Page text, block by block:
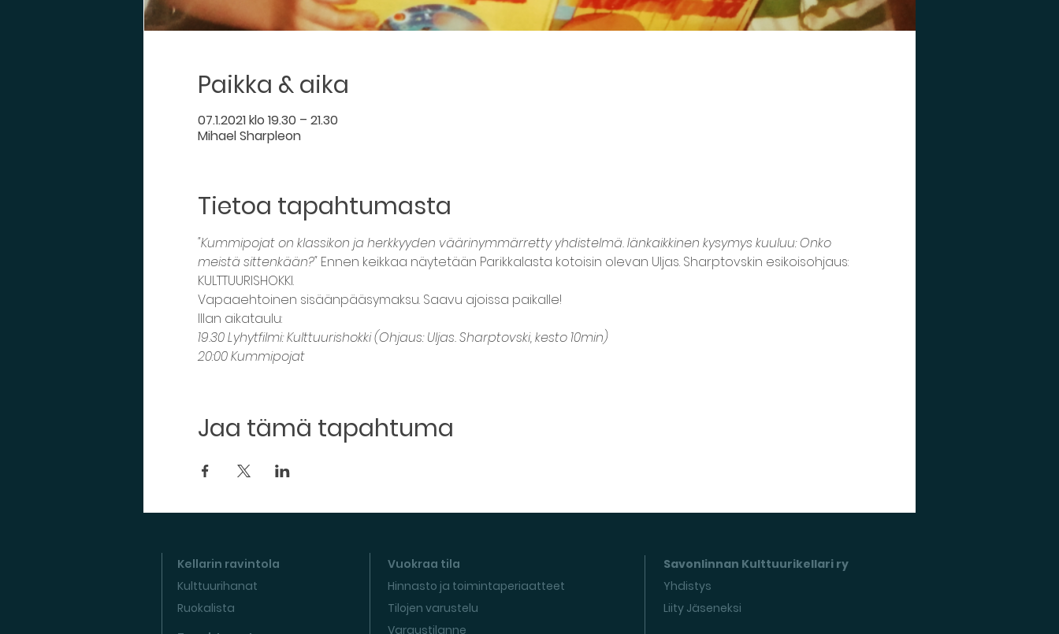
Paikka & aika
07.1.2021 klo 19.30 – 21.30
Mihael Sharpleon
Tietoa tapahtumasta
"Kummipojat on klassikon ja herkkyyden väärinymmärretty yhdistelmä. Iänkaikkinen kysymys kuuluu: Onko
meistä sittenkään?" Ennen keikkaa näytetään Parikkalasta kotoisin olevan Uljas. Sharptovskin esikoisohjaus:
KULTTUURISHOKKI.
Vapaaehtoinen sisäänpääsymaksu. Saavu ajoissa paikalle!
Illan aikataulu:
19.30 Lyhytfilmi: Kulttuurishokki (Ohjaus: Uljas. Sharptovski, kesto 10min)
20:00 Kummipojat
Jaa tämä tapahtuma
Kellarin ravintola
Kulttuurihanat
Ruokalista
Vuokraa tila
Hinnasto ja toimintaperiaatteet
Tilojen varustelu
Varaustilanne
Savonlinnan Kulttuurikellari ry
Yhdistys
Liity Jäseneksi